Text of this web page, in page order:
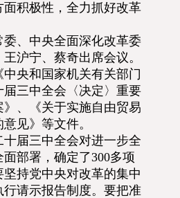
积极性，全力抓好改革
、中央全面深化改革委
沪宁、蔡奇出席会议。
央和国家机关有关部门
三中全会〈决定〉重要
、《关于实施自由贸易
见》等文件。
届三中全会对进一步全
部署，确定了300多项
持党中央对改革的集中
请示报告制度。要把准